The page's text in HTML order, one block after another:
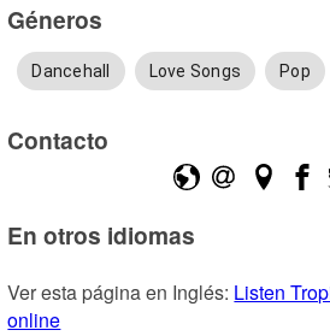
Géneros
Dancehall Love Songs Pop
Contacto
En otros idiomas
Ver esta página en Inglés: Listen
online